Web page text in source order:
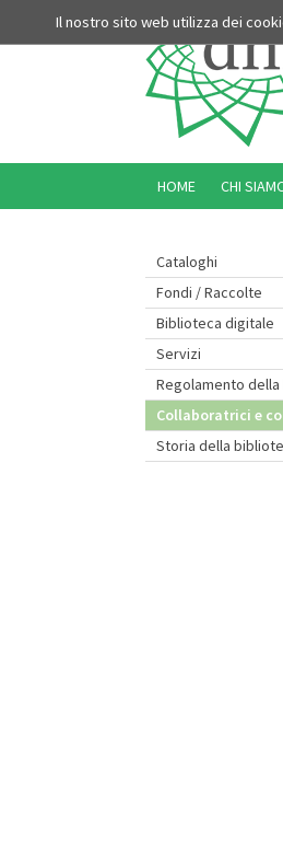
Il nostro sito web utilizza dei
Cataloghi
Fondi / Raccolte
Biblioteca digitale
Servizi
Regolamento
Collaboratrici e
Storia della
HOME CHI